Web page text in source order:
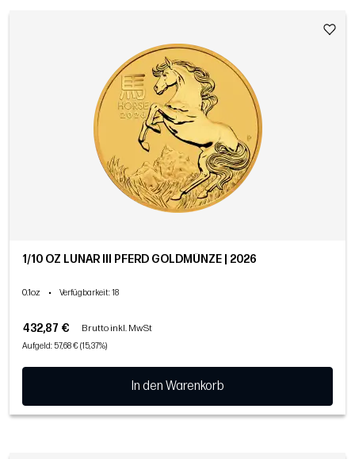
1/10 OZ LUNAR III PFERD GOLDMÜNZE | 2026
0.1oz • Verfügbarkeit: 18
432,87 € Brutto inkl. MwSt
Aufgeld: 57,68 € (15,37%)
In den Warenkorb